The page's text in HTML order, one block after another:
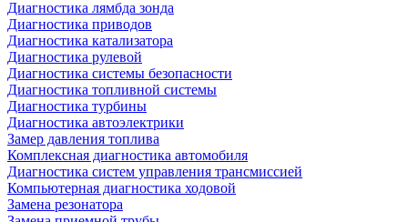
Диагностика лямбда зонда
Диагностика приводов
Диагностика катализатора
Диагностика рулевой
Диагностика системы безопасности
Диагностика топливной системы
Диагностика турбины
Диагностика автоэлектрики
Замер давления топлива
Комплексная диагностика автомобиля
Диагностика систем управления трансмиссией
Компьютерная диагностика ходовой
Замена резонатора